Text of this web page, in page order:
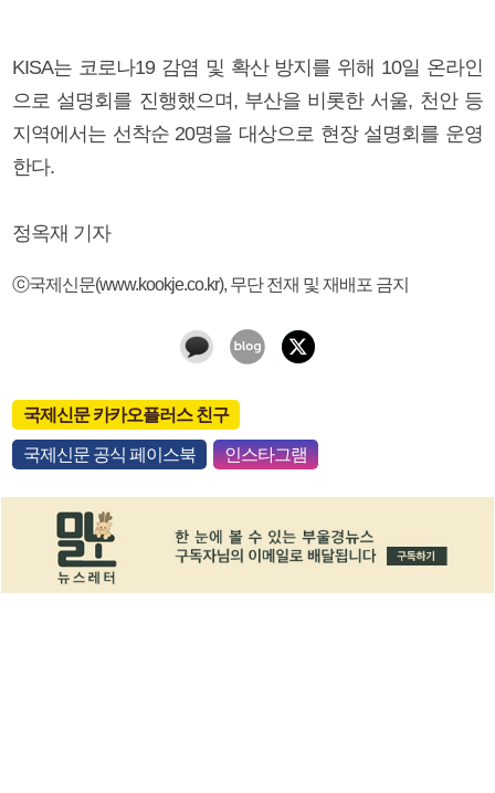
KISA는 코로나19 감염 및 확산 방지를 위해 10일 온라인
으로 설명회를 진행했으며, 부산을 비롯한 서울, 천안 등
지역에서는 선착순 20명을 대상으로 현장 설명회를 운영
한다.
정옥재 기자
ⓒ국제신문(www.kookje.co.kr), 무단 전재 및 재배포 금지
국제신문 카카오플러스 친구
국제신문 공식 페이스북 인스타그램